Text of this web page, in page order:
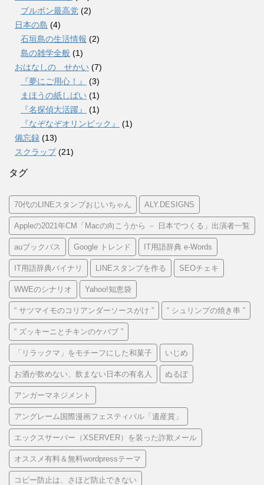
ブルボン最高党 (2)
日本の島 (4)
石垣島の生活情報 (2)
島の雑学全般 (1)
おはなしの せかい (7)
『夢にご用心！』
(3)
まほうの紙しばい (1)
『名探偵大活躍』
(1)
『なぞなぞオリンピック』
(1)
備忘録 (13)
スクラップ(21)
タグ
70代のLINEスタンプおじいちゃん ALY.DESIGNS
Appleの2021年CM「Macの向こうから － 日本でつくる」出演者一覧
auブックパス Google トレンド IT用語辞典 e-Words
IT用語辞典バイナリ LINEスタンプを作る SEOチェキ
WWEのシナリオ Yahoo!知恵袋
“ サツマイモのコリアンダーソースがけ ” “ シュリンプの焼き串 ”
“ ズッキーニとチキンのケバブ ”
「リラックマ」をモチーフにした和菓子 いじめ
お酒が飲めない、飲まない日本の有名人 ぬるぽ
アンガーマネジメント
アングレーム国際漫画フェスティバル「遺産賞」
エックスサーバー（XSERVER）を装った詐欺メール
オススメ有料＆無料wordpressテーマ
コピー防止は、さほど防止できない